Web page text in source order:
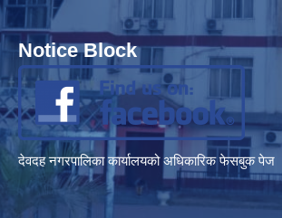
Notice Block
देवदह नगरपालिका कार्यालयको अधिकारिक फेसबुक पेज